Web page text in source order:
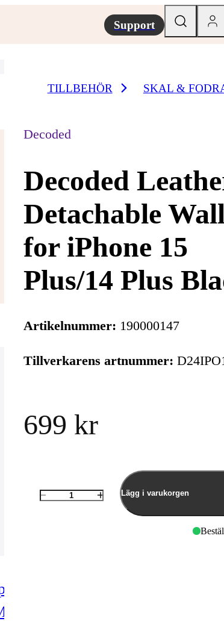
Support
TILLBEHÖR SKAL &
Decoded
Decoded
Detachable
for iPhone 15
Plus/14 Plus
Artikelnummer: 190000147
Tillverkarens artnummer:
699 kr
Antal
Lägg i varukorgen